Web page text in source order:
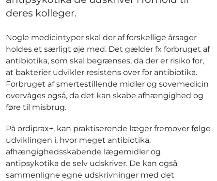
deres kolleger.
Nogle medicintyper skal der af forskellige årsager
holdes et særligt øje med. Det gælder fx forbruget af
antibiotika, som skal begrænses, da der er risiko for,
at bakterier udvikler resistens over for antibiotika.
Forbruget af smertestillende midler og sovemedicin
overvåges også, da det kan skabe afhængighed og
føre til misbrug.
På ordiprax+, kan praktiserende læger fremover følge
udviklingen i, hvor meget antibiotika,
afhængighedsskabende lægemidler og
antipsykotika de selv udskriver. De kan også
sammenligne egne udskrivninger med det